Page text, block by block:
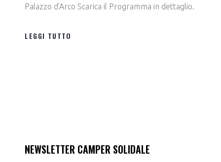
Palazzo d’Arco Scarica il Programma in dettaglio.
LEGGI TUTTO
NEWSLETTER CAMPER SOLIDALE